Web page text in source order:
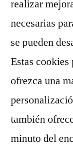
realizar
necesarias
se pueden
Estas
ofrezca una
también
minuto del